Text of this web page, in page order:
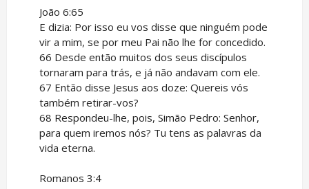
João 6:65
E dizia: Por isso eu vos disse que ninguém pode
vir a mim, se por meu Pai não lhe for concedido.
66 Desde então muitos dos seus discípulos
tornaram para trás, e já não andavam com ele.
67 Então disse Jesus aos doze: Quereis vós
também retirar-vos?
68 Respondeu-lhe, pois, Simão Pedro: Senhor,
para quem iremos nós? Tu tens as palavras da
vida eterna.
Romanos 3:4